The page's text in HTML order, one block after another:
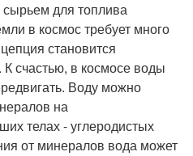
для топлива
в космос требует много
становится
счастью, в космосе воды
Воду можно
на
телах - углеродистых
от минералов вода может